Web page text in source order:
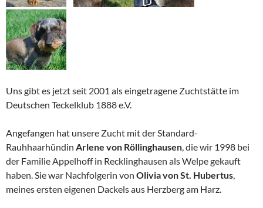
Uns gibt es jetzt seit 2001 als eingetragene Zuchtstätte im
Deutschen Teckelklub 1888 e.V.
Angefangen hat unsere Zucht mit der Standard-
Rauhhaarhündin Arlene von Röllinghausen, die wir 1998 bei
der Familie Appelhoff in Recklinghausen als Welpe gekauft
haben. Sie war Nachfolgerin von Olivia von St. Hubertus,
meines ersten eigenen Dackels aus Herzberg am Harz.